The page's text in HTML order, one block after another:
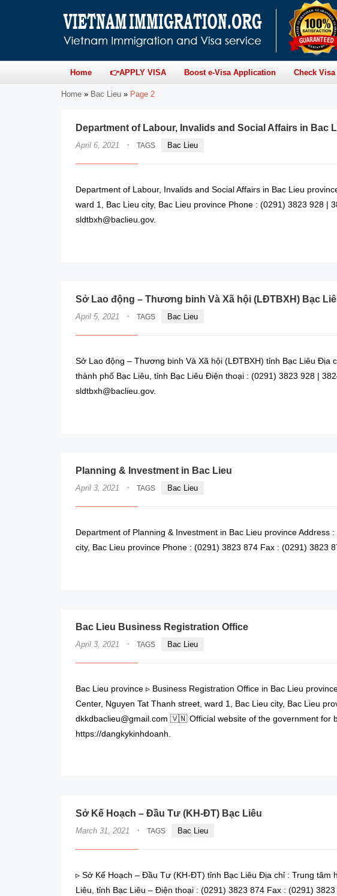
Home 👉APPLY VISA Boost e-Visa Application Check
Home » Bac Lieu » Page 2
Department of Labour, Invalids and Social Affairs in Bac
April 6, 2021 · TAGS Bac Lieu
Department of Labour, Invalids and Social Affairs in Bac Lieu
ward 1, Bac Lieu city, Bac Lieu province Phone : (0291) 3823 928 |
sldtbxh@baclieu.gov.
Sở Lao động – Thương binh Và Xã hội (LĐTBXH) Bạc
April 5, 2021 · TAGS Bac Lieu
Sở Lao động – Thương binh Và Xã hội (LĐTBXH) tỉnh Bạc Liêu Địa
thành phố Bạc Liêu, tỉnh Bạc Liêu Điện thoại : (0291) 3823 928 |
sldtbxh@baclieu.gov.
Planning & Investment in Bac Lieu
April 3, 2021 · TAGS Bac Lieu
Department of Planning & Investment in Bac Lieu province Address
city, Bac Lieu province Phone : (0291) 3823 874 Fax : (0291) 3823
Bac Lieu Business Registration Office
April 3, 2021 · TAGS Bac Lieu
Bac Lieu province ▹ Business Registration Office in Bac Lieu
Center, Nguyen Tat Thanh street, ward 1, Bac Lieu city, Bac Lieu
dkkdbaclieu@gmail.com 🇻🇳 Official website of the government for
https://dangkykinhdoanh.
Sở Kế Hoạch – Đầu Tư (KH-ĐT) Bạc Liêu
March 31, 2021 · TAGS Bac Lieu
▹ Sở Kế Hoạch – Đầu Tư (KH-ĐT) tỉnh Bạc Liêu Địa chỉ : Trung tâm
Liêu, tỉnh Bạc Liêu – Điện thoại : (0291) 3823 874 Fax : (0291) 3823